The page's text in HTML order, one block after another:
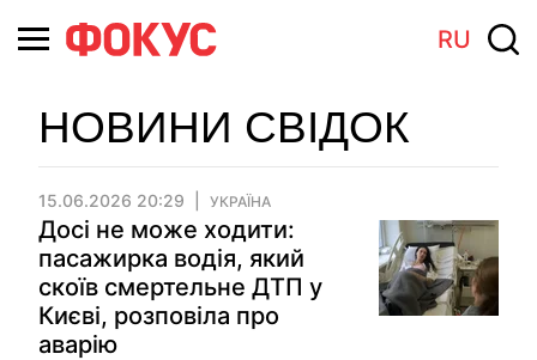
RU
НОВИНИ СВІДОК
15.06.2026 20:29 УКРАЇНА
Досі не може ходити:
пасажирка водія, який
скоїв смертельне ДТП у
Києві, розповіла про
аварію